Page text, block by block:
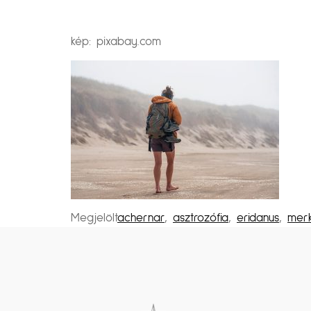
kép: pixabay.com
Megjelöltachernar, asztrozófia, eridanus,